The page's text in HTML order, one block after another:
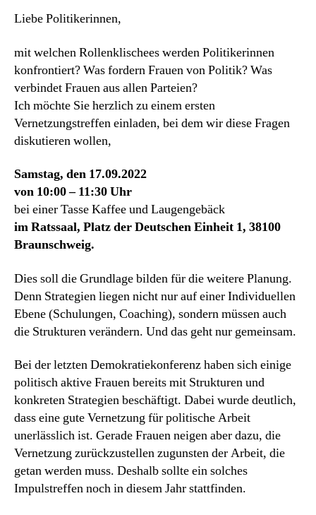
Liebe Politikerinnen,
mit welchen Rollenklischees werden Politikerinnen
konfrontiert? Was fordern Frauen von Politik? Was
verbindet Frauen aus allen Parteien?
Ich möchte Sie herzlich zu einem ersten
Vernetzungstreffen einladen, bei dem wir diese Fragen
diskutieren wollen,
Samstag, den 17.09.2022
von 10:00 – 11:30 Uhr
bei einer Tasse Kaffee und Laugengebäck
im Ratssaal, Platz der Deutschen Einheit 1, 38100
Braunschweig.
Dies soll die Grundlage bilden für die weitere Planung.
Denn Strategien liegen nicht nur auf einer Individuellen
Ebene (Schulungen, Coaching), sondern müssen auch
die Strukturen verändern. Und das geht nur gemeinsam.
Bei der letzten Demokratiekonferenz haben sich einige
politisch aktive Frauen bereits mit Strukturen und
konkreten Strategien beschäftigt. Dabei wurde deutlich,
dass eine gute Vernetzung für politische Arbeit
unerlässlich ist. Gerade Frauen neigen aber dazu, die
Vernetzung zurückzustellen zugunsten der Arbeit, die
getan werden muss. Deshalb sollte ein solches
Impulstreffen noch in diesem Jahr stattfinden.